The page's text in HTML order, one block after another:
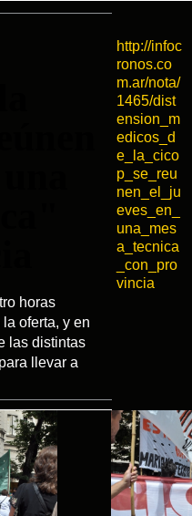
horas
oferta, y en
las distintas
llevar a
http://infoc
ronos.co
m.ar/nota/
1465/dist
ension_m
edicos_d
e_la_cico
p_se_reu
nen_el_ju
eves_en_
una_mes
a_tecnica
_con_pro
vincia